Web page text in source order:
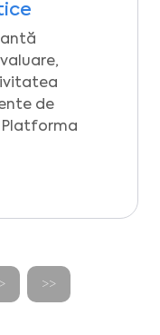
de
> >>